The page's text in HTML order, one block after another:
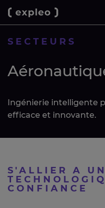
SECTEURS
Ingénierie intelligente
efficace et innovante.
S'ALLIER A
CONFIANCE